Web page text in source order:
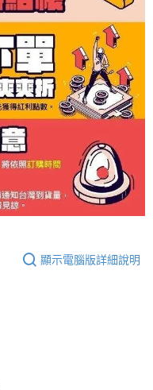
顯示電腦版詳細說明